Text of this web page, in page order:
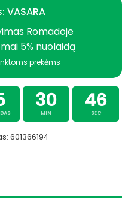
VASARA
Romadoje
5% nuolaidą
prekėms
30
MIN
45
SEC
601366194